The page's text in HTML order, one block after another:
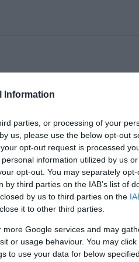
Information
parties, or processing of your
us, please use the below opt-out
opt-out request is processed
information utilized by us
opt-out. You may separately
third parties on the IAB’s list of
by us to third parties on the
it to other third parties.
Google services and may
or usage behaviour. You may
to use your data for below
ahonnan 2005-ben
hogy szó sem lehet
keringő
a sajtó ostoba